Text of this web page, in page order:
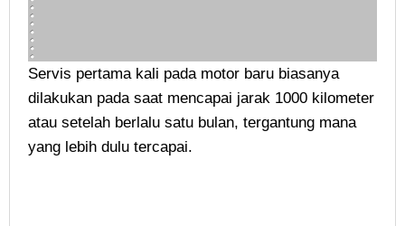
Servis pertama kali pada motor baru biasanya
dilakukan pada saat mencapai jarak 1000 kilometer
atau setelah berlalu satu bulan, tergantung mana
yang lebih dulu tercapai.